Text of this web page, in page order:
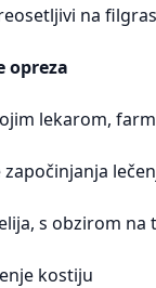
na
opreza
lekarom,
s obzirom na
kostiju